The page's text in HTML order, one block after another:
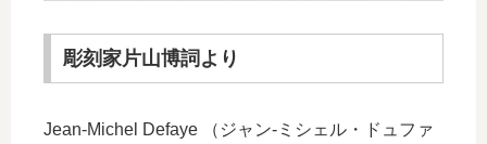
彫刻家片山博詞より
Jean-Michel Defaye （ジャン-ミシェル・ドュファ